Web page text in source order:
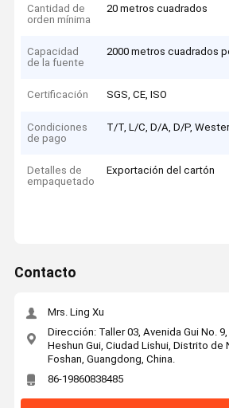
Cantidad de
orden mínima
20 metros cuadrados
Capacidad
de la fuente
2000 metros cuadrados
Certificación SGS, CE, ISO
Condiciones
de pago
T/T, L/C, D/A, D/P,
Detalles de
empaquetado
Exportación del cartón
Contacto
Mrs. Ling Xu
Dirección: Taller 03, Avenida Gui No.
Heshun Gui, Ciudad Lishui, Distrito de
Foshan, Guangdong, China.
86-19860838485